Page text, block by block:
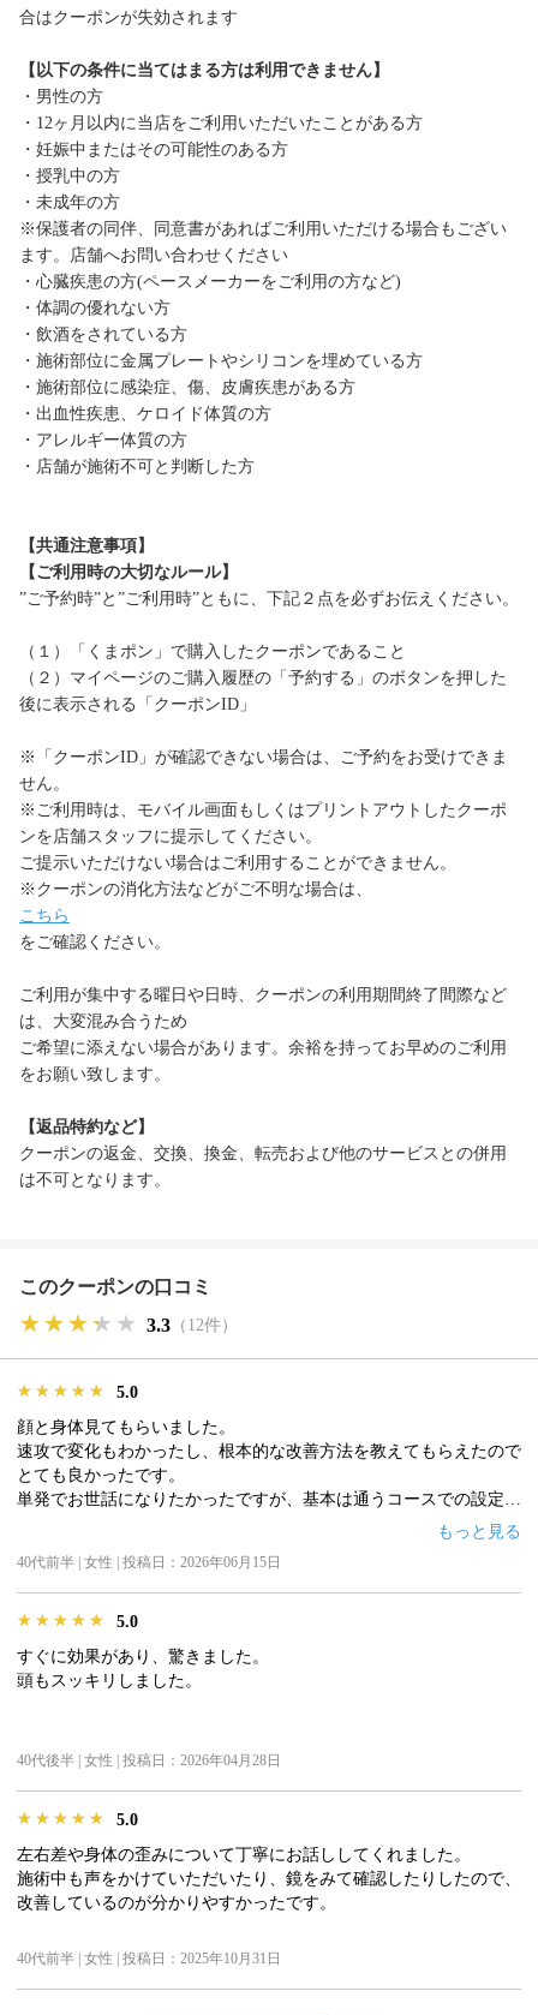
合はクーポンが失効されます
【以下の条件に当てはまる方は利用できません】
・男性の方
・12ヶ月以内に当店をご利用いただいたことがある方
・妊娠中またはその可能性のある方
・授乳中の方
・未成年の方
※保護者の同伴、同意書があればご利用いただける場合もござい
ます。店舗へお問い合わせください
・心臓疾患の方(ペースメーカーをご利用の方など)
・体調の優れない方
・飲酒をされている方
・施術部位に金属プレートやシリコンを埋めている方
・施術部位に感染症、傷、皮膚疾患がある方
・出血性疾患、ケロイド体質の方
・アレルギー体質の方
・店舗が施術不可と判断した方
【共通注意事項】
【ご利用時の大切なルール】
”ご予約時”と”ご利用時”ともに、下記２点を必ずお伝えください。
（１）「くまポン」で購入したクーポンであること
（２）マイページのご購入履歴の「予約する」のボタンを押した
後に表示される「クーポンID」
※「クーポンID」が確認できない場合は、ご予約をお受けできま
せん。
※ご利用時は、モバイル画面もしくはプリントアウトしたクーポ
ンを店舗スタッフに提示してください。
ご提示いただけない場合はご利用することができません。
※クーポンの消化方法などがご不明な場合は、
こちら
をご確認ください。
ご利用が集中する曜日や日時、クーポンの利用期間終了間際など
は、大変混み合うため
ご希望に添えない場合があります。余裕を持ってお早めのご利用
をお願い致します。
【返品特約など】
クーポンの返金、交換、換金、転売および他のサービスとの併用
は不可となります。
このクーポンの口コミ
★★★★★
★★★★★
★★★★★ 3.3 （12件）
★★★★★
★★★★★
★★★★★
5.0
顔と身体見てもらいました。
速攻で変化もわかったし、根本的な改善方法を教えてもらえたので
とても良かったです。
単発でお世話になりたかったですが、基本は通うコースでの設定と
もっと見る
40代前半 | 女性 | 投稿日：2026年06月15日
★★★★★
★★★★★
★★★★★
5.0
すぐに効果があり、驚きました。
頭もスッキリしました。
40代後半 | 女性 | 投稿日：2026年04月28日
★★★★★
★★★★★
★★★★★
5.0
左右差や身体の歪みについて丁寧にお話ししてくれました。
施術中も声をかけていただいたり、鏡をみて確認したりしたので、
改善しているのが分かりやすかったです。
40代前半 | 女性 | 投稿日：2025年10月31日